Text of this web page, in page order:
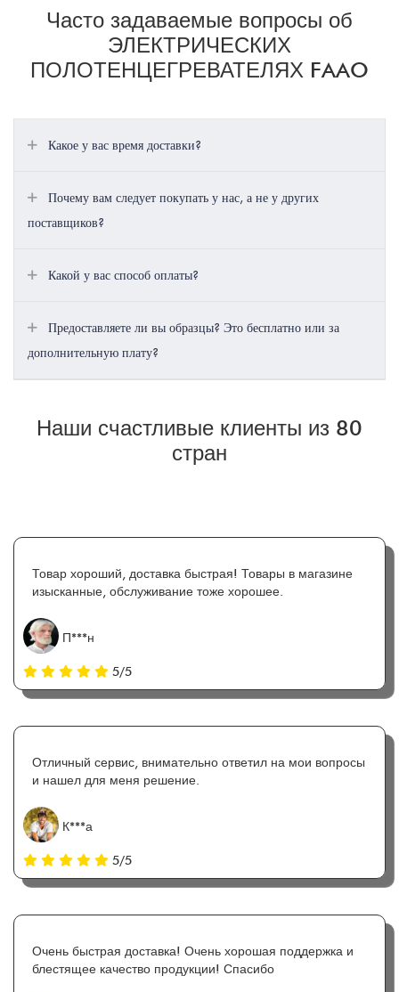
Часто задаваемые вопросы об
ЭЛЕКТРИЧЕСКИХ
ПОЛОТЕНЦЕГРЕВАТЕЛЯХ FAAO
Какое у вас время доставки?
Почему вам следует покупать у нас, а не у других
поставщиков?
Какой у вас способ оплаты?
Предоставляете ли вы образцы? Это бесплатно или за
дополнительную плату?
Наши счастливые клиенты из 80
стран
Товар хороший, доставка быстрая! Товары в магазине
изысканные, обслуживание тоже хорошее.
П***н
5/5
Отличный сервис, внимательно ответил на мои вопросы
и нашел для меня решение.
К***а
5/5
Очень быстрая доставка! Очень хорошая поддержка и
блестящее качество продукции! Спасибо